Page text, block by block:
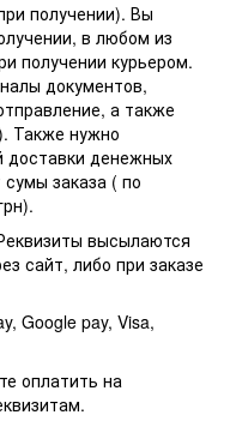
получении). Вы
в любом из
получении курьером.
документов,
а также
Также нужно
доставки денежных
заказа ( по
высылаются
сайт, либо при заказе
Google pay, Visa,
оплатить на